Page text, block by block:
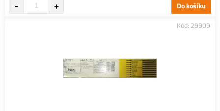
Do košíku
Kód: 29909